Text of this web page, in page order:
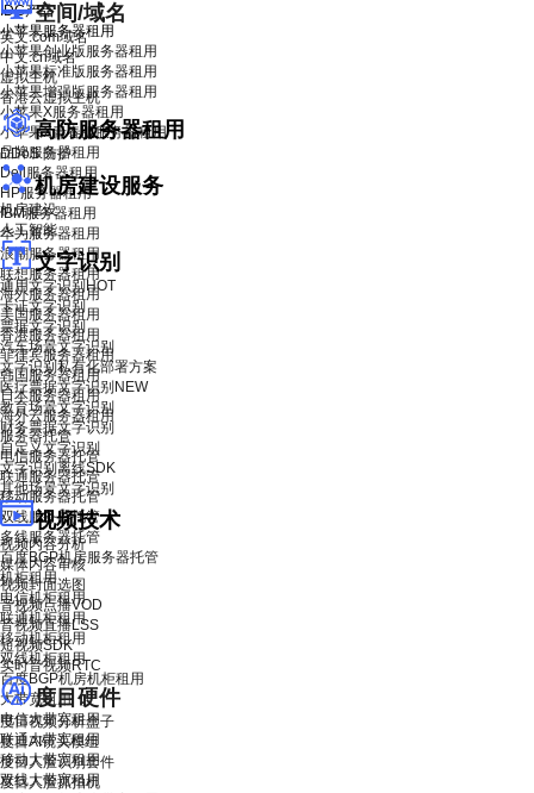
空间/域名
英文.com域名
中文.cn域名
虚拟主机
香港云虚拟主机
高防服务器租用
DDoS 防护
机房建设服务
机房建设
人工智能
文字识别
通用文字识别 HOT
卡证文字识别
票据文字识别
汽车场景文字识别
文字识别私有化部署方案
医疗票据文字识别 NEW
教育场景文字识别
财务票据文字识别
自定义文字识别
文字识别离线SDK
其他场景文字识别
视频技术
视频内容分析
媒体内容审核
视频封面选图
音视频点播VOD
音视频直播LSS
短视频SDK
实时音视频RTC
度目硬件
度目视频分析盒子
度目AI镜头模组
度目人脸识别套件
度目人脸抓拍机
IDC产品
小苹果服务器租用
小苹果创业版服务器租用
小苹果标准版服务器租用
小苹果增强版服务器租用
小苹果X服务器租用
小苹果X青春版服务器租用
品牌服务器租用
Dell服务器租用
HP服务器租用
IBM服务器租用
华为服务器租用
浪潮服务器租用
联想服务器租用
海外服务器租用
美国服务器租用
香港服务器租用
菲律宾服务器租用
韩国服务器租用
日本服务器租用
海外云服务器租用
服务器托管
电信服务器托管
联通服务器托管
移动服务器托管
双线服务器托管
多线服务器托管
百度BGP机房服务器托管
机柜租用
电信机柜租用
联通机柜租用
移动机柜租用
双线机柜租用
百度BGP机房机柜租用
大带宽租用
电信大带宽租用
联通大带宽租用
移动大带宽租用
双线大带宽租用